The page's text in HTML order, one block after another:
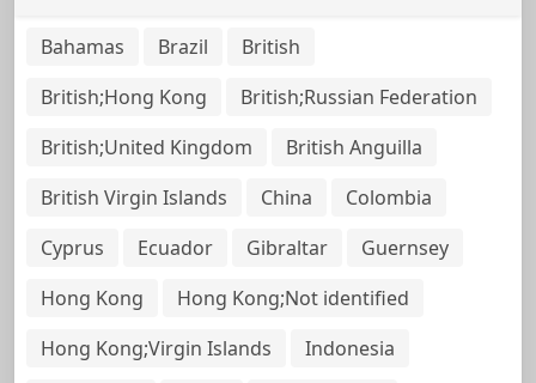
Bahamas Brazil
British
British;Hong Kong
British;Russian Federation
British;United Kingdom
British Anguilla
British Virgin Islands
China
Colombia
Cyprus
Ecuador Gibraltar
Guernsey
Hong Kong
Hong Kong;Not identified
Hong Kong;Virgin Islands
Indonesia